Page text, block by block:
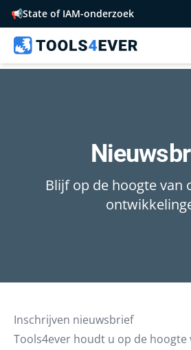
📢State of IAM-onderzoek
Blijf op de hoogte van
Inschrijven nieuwsbrief
Tools4ever houdt u op de hoogte